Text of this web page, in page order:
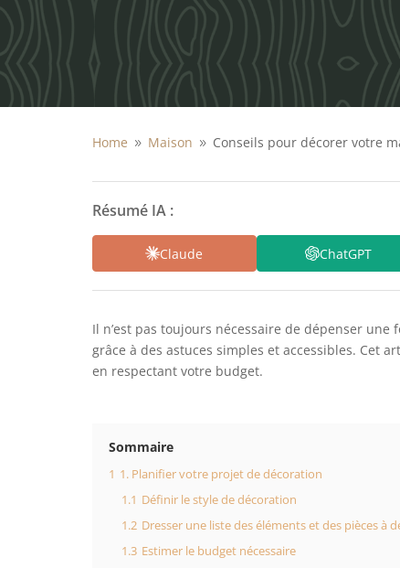
Home 9 Maison 9 Conseils pour décorer votre
Résumé IA :
Claude ChatGPT
Il n’est pas toujours nécessaire de dépenser
grâce à des astuces simples et accessibles. Cet
en respectant votre budget.
Sommaire
1 1. Planifier votre projet de décoration
1.1 Définir le style de décoration
1.2 Dresser une liste des éléments et des pièces à
1.3 Estimer le budget nécessaire